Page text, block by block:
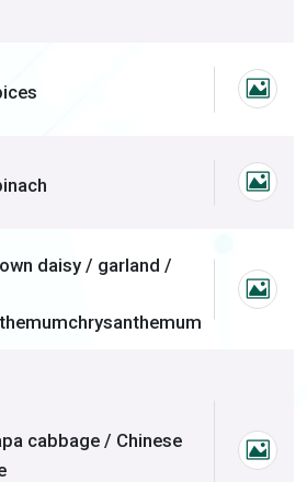
辛香料
撥放詞彙 辛香料
辛
菠菜
撥放詞彙 菠菜
菠
茼蒿
撥放詞彙 茼蒿
daisy / garland /
茼
結球白菜 / 大白菜 / 包心
撥放詞彙 結球白菜 / 大白
cabbage / Chinese
結